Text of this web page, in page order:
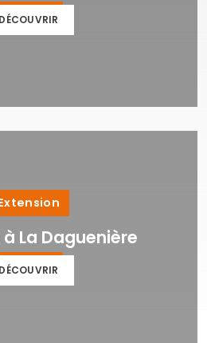
DÉCOUVRIR
La Daguenière
DÉCOUVRIR